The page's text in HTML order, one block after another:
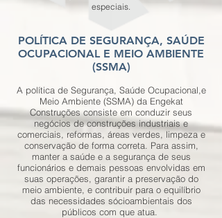
especiais.
POLÍTICA DE SEGURANÇA, SAÚDE
OCUPACIONAL E MEIO AMBIENTE
(SSMA)
A política de Segurança, Saúde Ocupacional,e
Meio Ambiente (SSMA) da Engekat
Construções consiste em conduzir seus
negócios de construções industriais e
comerciais, reformas, áreas verdes, limpeza e
conservação de forma correta. Para assim,
manter a saúde e a segurança de seus
funcionários e demais pessoas envolvidas em
suas operações, garantir a preservação do
meio ambiente, e contribuir para o equilíbrio
das necessidades sócioambientais dos
públicos com que atua.